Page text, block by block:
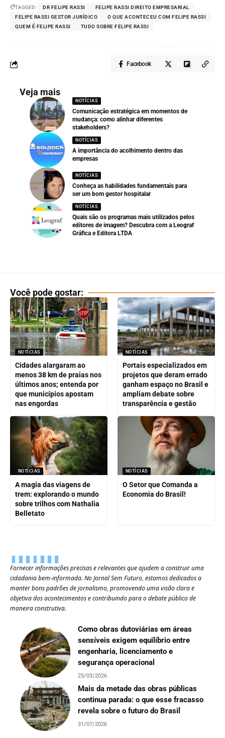
TAGGED: DR FELIPE RASSI
FELIPE RASSI DIREITO EMPRESARIAL
FELIPE RASSI GESTOR JURÍDICO
O QUE ACONTECEU COM FELIPE RASSI
QUEM É FELIPE RASSI
TUDO SOBRE FELIPE RASSI
Facebook
Veja mais
NOTÍCIAS
Comunicação estratégica em momentos de
mudança: como alinhar diferentes
stakeholders?
NOTÍCIAS
A importância do acolhimento dentro das
empresas
NOTÍCIAS
Conheça as habilidades fundamentais para
ser um bom gestor hospitalar
NOTÍCIAS
Quais são os programas mais utilizados pelos
editores de imagem? Descubra com a Leograf
Gráfica e Editora LTDA
Você pode gostar:
NOTÍCIAS
Cidades alargaram ao
menos 38 km de praias nos
últimos anos; entenda por
que municípios apostam
nas engordas
NOTÍCIAS
Portais especializados em
projetos que deram errado
ganham espaço no Brasil e
ampliam debate sobre
transparência e gestão
NOTÍCIAS
A magia das viagens de
trem: explorando o mundo
sobre trilhos com Nathalia
Belletato
NOTÍCIAS
O Setor que Comanda a
Economia do Brasil!
Fornecer informações precisas e relevantes que ajudem a construir uma
cidadania bem-informada. No Jornal Sem Futuro, estamos dedicados a
manter bons padrões de jornalismo, promovendo uma visão clara e
objetiva dos acontecimentos e contribuindo para o debate público de
maneira construtiva.
Como obras dutoviárias em áreas
sensíveis exigem equilíbrio entre
engenharia, licenciamento e
segurança operacional
25/03/2026
Mais da metade das obras públicas
continua parada: o que esse fracasso
revela sobre o futuro do Brasil
31/07/2026